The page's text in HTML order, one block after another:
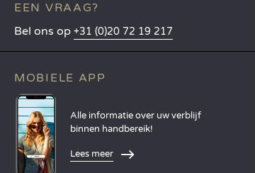
EEN VRAAG?
Bel ons op +31 (0)20 72 19 217
MOBIELE APP
Alle informatie over uw verblijf
binnen handbereik!
Lees meer